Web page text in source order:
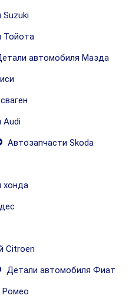
Suzuki
Тойота
автомобиля Мазда
Audi
Автозапчасти Skoda
хонда
Citroen
Детали автомобиля Фиат
Ромео